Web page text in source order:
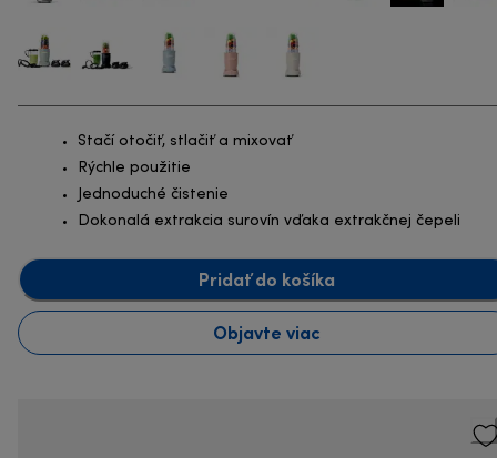
Stačí otočiť, stlačiť a mixovať
Rýchle použitie
Jednoduché čistenie
Dokonalá extrakcia surovín vďaka extrakčnej čepeli
Pridať do košíka
Objavte viac